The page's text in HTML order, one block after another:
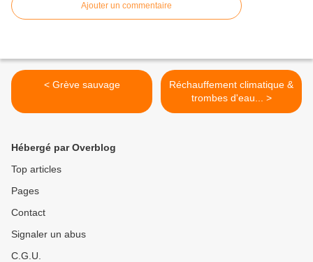
Ajouter un commentaire
< Grève sauvage
Réchauffement climatique &
trombes d'eau... >
Hébergé par Overblog
Top articles
Pages
Contact
Signaler un abus
C.G.U.